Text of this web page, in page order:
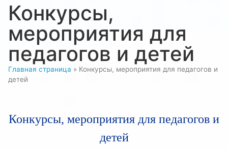
Конкурсы,
мероприятия для
педагогов и детей
Главная страница » Конкурсы, мероприятия для педагогов и
детей
Конкурсы, мероприятия для педагогов и
детей